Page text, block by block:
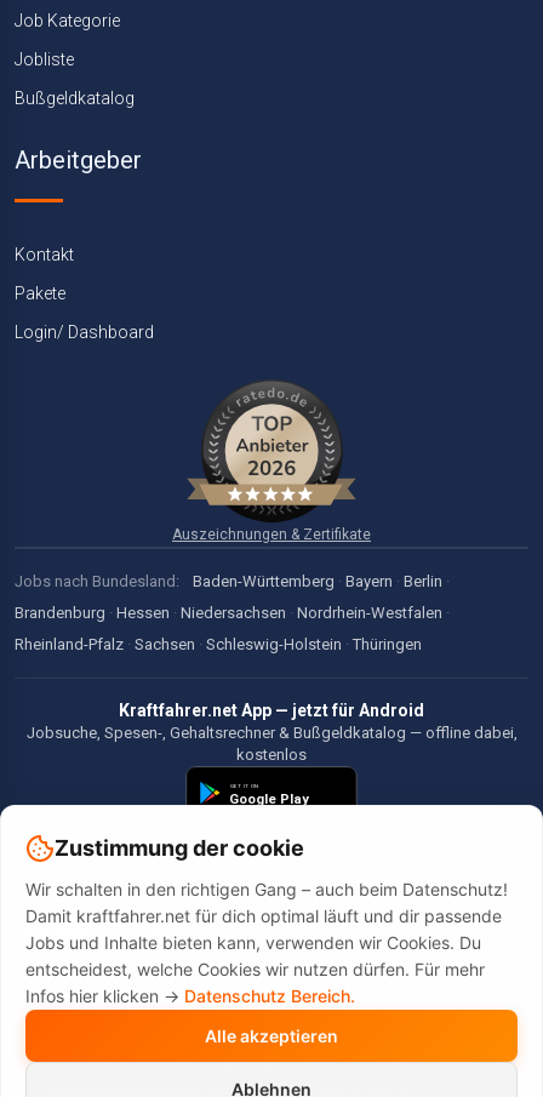
Job Kategorie
Jobliste
Bußgeldkatalog
Arbeitgeber
Kontakt
Pakete
Login/ Dashboard
Auszeichnungen & Zertifikate
Jobs nach Bundesland: Baden-Württemberg · Bayern · Berlin ·
Brandenburg · Hessen · Niedersachsen · Nordrhein-Westfalen ·
Rheinland-Pfalz · Sachsen · Schleswig-Holstein · Thüringen
Kraftfahrer.net App — jetzt für Android
Jobsuche, Spesen-, Gehaltsrechner & Bußgeldkatalog — offline dabei,
kostenlos
©2026 Kraftfahrer.net. Alle Rechte vorbehalten.
Diese Website wird durch reCAPTCHA geschützt. Es gelten die
undNutzungsbedingungen
Zustimmung der cookie
Wir schalten in den richtigen Gang – auch beim Datenschutz!
Damit kraftfahrer.net für dich optimal läuft und dir passende
Jobs und Inhalte bieten kann, verwenden wir Cookies. Du
entscheidest, welche Cookies wir nutzen dürfen. Für mehr
Infos hier klicken -> Datenschutz Bereich.
Alle akzeptieren
Ablehnen